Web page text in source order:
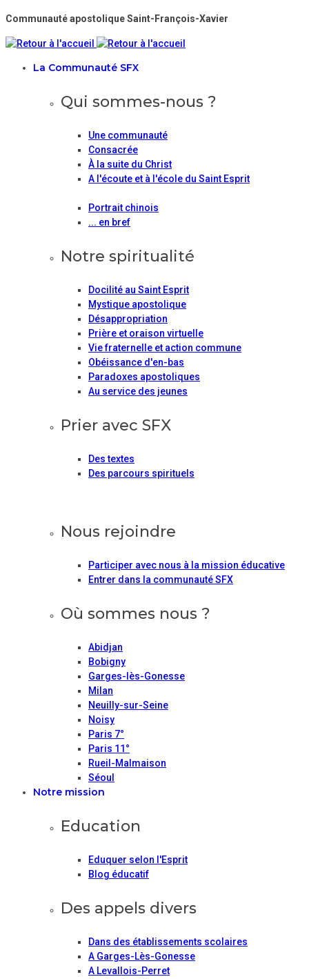
Communauté apostolique Saint-François-Xavier
La Communauté SFX
Qui sommes-nous ?
Une communauté
Consacrée
À la suite du Christ
A l'écoute et à l'école du Saint Esprit
Portrait chinois
... en bref
Notre spiritualité
Docilité au Saint Esprit
Mystique apostolique
Désappropriation
Prière et oraison virtuelle
Vie fraternelle et action commune
Obéissance d'en-bas
Paradoxes apostoliques
Au service des jeunes
Prier avec SFX
Des textes
Des parcours spirituels
Nous rejoindre
Participer avec nous à la mission éducative
Entrer dans la communauté SFX
Où sommes nous ?
Abidjan
Bobigny
Garges-lès-Gonesse
Milan
Neuilly-sur-Seine
Noisy
Paris 7°
Paris 11°
Rueil-Malmaison
Séoul
Notre mission
Education
Eduquer selon l'Esprit
Blog éducatif
Des appels divers
Dans des établissements scolaires
A Garges-Lès-Gonesse
A Levallois-Perret